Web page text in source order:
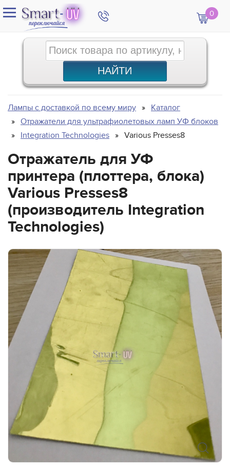
0
Лампы с доставкой по всему миру
Каталог
Отражатели для ультрафиолетовых ламп УФ блоков
Integration Technologies
Various Presses8
Отражатель для УФ
принтера (плоттера, блока)
Various Presses8
(производитель Integration
Technologies)